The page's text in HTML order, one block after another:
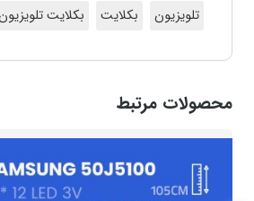
تلویزیون
بکلایت بکلایت
محصولات مرتبط